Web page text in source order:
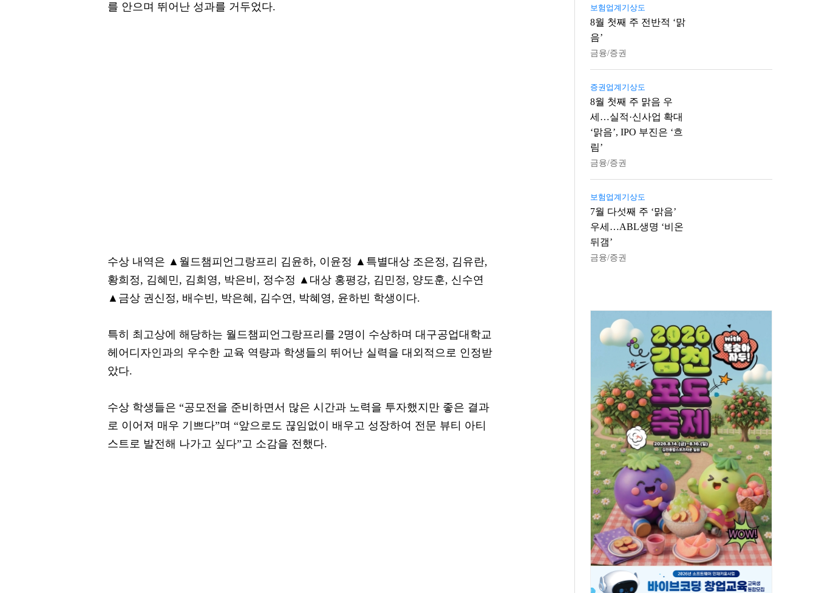
를 안으며 뛰어난 성과를 거두었다.
수상 내역은 ▲월드챔피언그랑프리 김윤하, 이윤정 ▲특별대상 조은정, 김유란,
황희정, 김혜민, 김희영, 박은비, 정수정 ▲대상 홍평강, 김민정, 양도훈, 신수연
▲금상 권신정, 배수빈, 박은혜, 김수연, 박혜영, 윤하빈 학생이다.
특히 최고상에 해당하는 월드챔피언그랑프리를 2명이 수상하며 대구공업대학교
헤어디자인과의 우수한 교육 역량과 학생들의 뛰어난 실력을 대외적으로 인정받
았다.
수상 학생들은 “공모전을 준비하면서 많은 시간과 노력을 투자했지만 좋은 결과
로 이어져 매우 기쁘다”며 “앞으로도 끊임없이 배우고 성장하여 전문 뷰티 아티
스트로 발전해 나가고 싶다”고 소감을 전했다.
보험업계기상도
8월 첫째 주 전반적 ‘맑
음’
금융/증권
증권업계기상도
8월 첫째 주 맑음 우
세…실적·신사업 확대
‘맑음’, IPO 부진은 ‘흐
림’
금융/증권
보험업계기상도
7월 다섯째 주 ‘맑음’
우세…ABL생명 ‘비온
뒤갬’
금융/증권